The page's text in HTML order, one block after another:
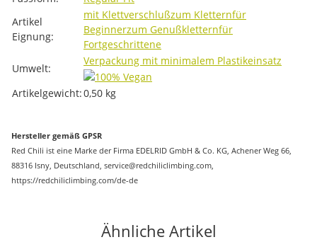
Artikel
Eignung:
mit Klettverschlußzum Kletternfür
Beginnerzum Genußkletternfür
Fortgeschrittene
Umwelt:
Verpackung mit minimalem Plastikeinsatz
Artikelgewicht:0,50 kg
Hersteller gemäß GPSR
Red Chili ist eine Marke der Firma EDELRID GmbH & Co. KG, Achener Weg 66,
88316 Isny, Deutschland, service@redchiliclimbing.com,
https://redchiliclimbing.com/de-de
Ähnliche Artikel